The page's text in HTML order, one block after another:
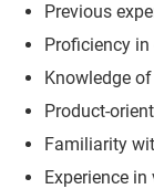
Previous
Proficiency in
Knowledge
Product-
Familiarity
Experience